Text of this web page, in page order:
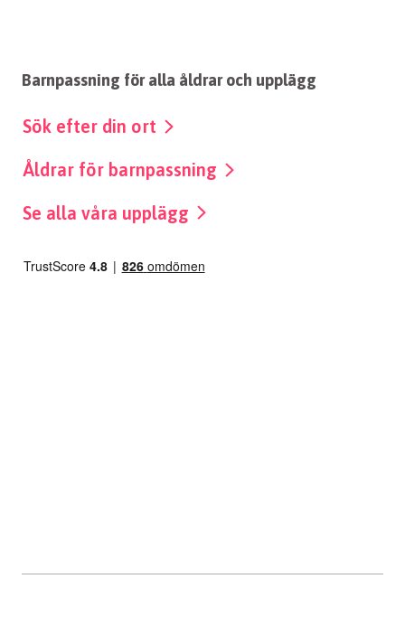
Barnpassning för alla åldrar och upplägg
Sök efter din ort
Åldrar för barnpassning
Se alla våra upplägg